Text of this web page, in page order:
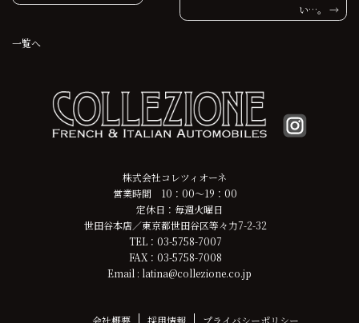
ナ
い…。
一覧へ
株式会社コレツィオーネ
営業時間 10：00～19：00
定休日：毎週火曜日
世田谷本店／東京都世田谷区等々力7-2-32
TEL：03-5758-7007
FAX：03-5758-7008
Email : latina@collezione.co.jp
会社概要 採用情報 プライバシーポリシー